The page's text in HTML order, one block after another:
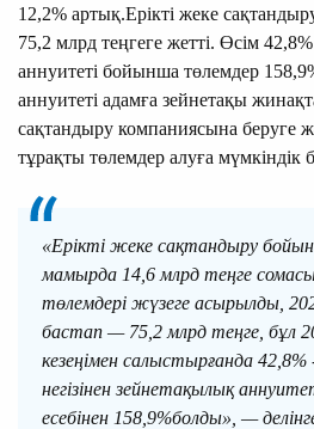
12,2% артық.Ерікті жеке
75,2 млрд теңгеге жетті. Өсім
аннуитеті бойынша төлемдер
аннуитеті адамға зейнетақы
сақтандыру компаниясына беруге
тұрақты төлемдер алуға мүмкіндік
«Ерікті жеке сақтандыру
мамырда 14,6 млрд теңге
төлемдері жүзеге асырылды,
бастап — 75,2 млрд теңге, бұл
кезеңімен салыстырғанда
негізінен зейнетақылық
есебінен 158,9%болды», —